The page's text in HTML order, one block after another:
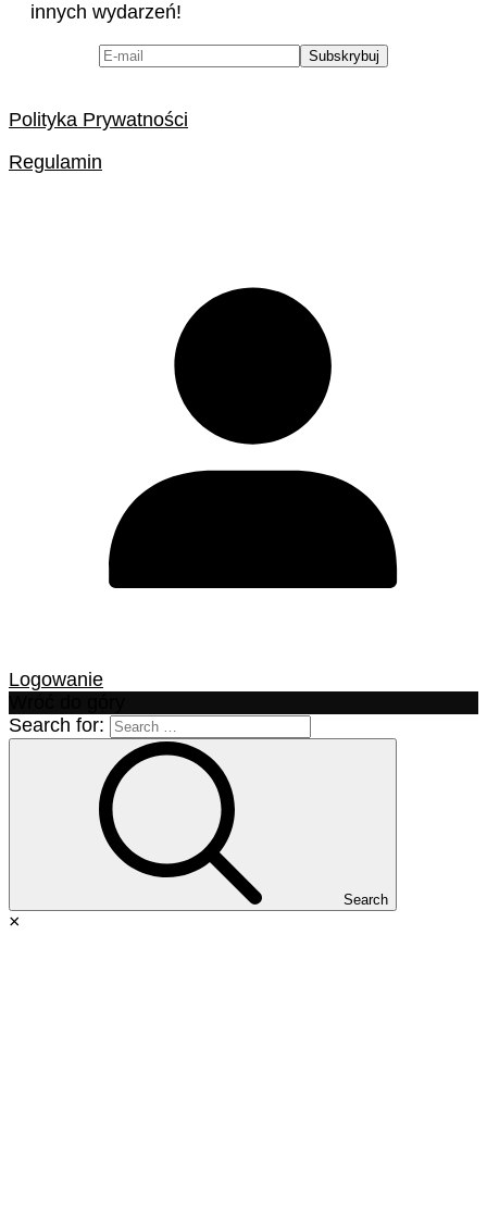
innych wydarzeń!
Polityka Prywatności
Regulamin
Logowanie
Search for:
Search
×